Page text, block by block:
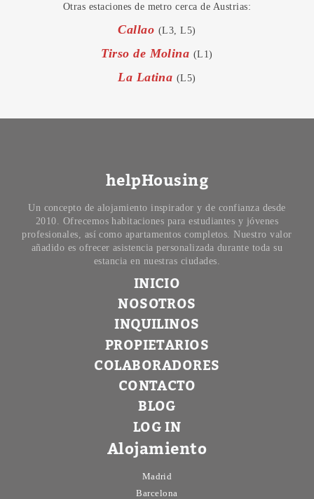
Otras estaciones de metro cerca de Austrias:
Callao (L3, L5)
Tirso de Molina (L1)
La Latina (L5)
helpHousing
Un concepto de alojamiento inspirador y de confianza desde
2010. Ofrecemos habitaciones para estudiantes y jóvenes
profesionales, así como apartamentos completos. Nuestro valor
añadido es ofrecer asistencia personalizada durante toda su
estancia en nuestras ciudades.
INICIO
NOSOTROS
INQUILINOS
PROPIETARIOS
COLABORADORES
CONTACTO
BLOG
LOG IN
Alojamiento
Madrid
Barcelona